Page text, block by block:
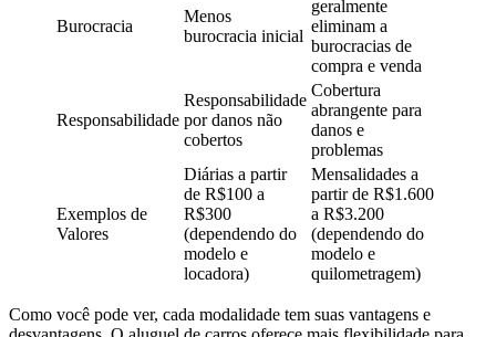
Burocracia
Menos
burocracia inicial
geralmente
eliminam a
burocracias de
compra e venda
Responsabilidade
Responsabilidade
por danos não
cobertos
Cobertura
abrangente para
danos e
problemas
Exemplos de
Valores
Diárias a partir
de R$100 a
R$300
(dependendo do
modelo e
locadora)
Mensalidades a
partir de R$1.600
a R$3.200
(dependendo do
modelo e
quilometragem)
Como você pode ver, cada modalidade tem suas vantagens e